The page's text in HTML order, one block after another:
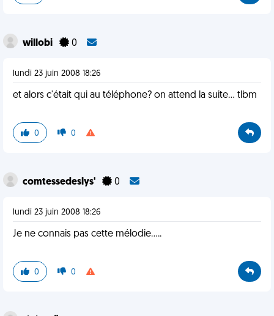
willobi 0
lundi 23 juin 2008 18:26
et alors c'était qui au téléphone? on attend la suite... tlbm
0 0
comtessedeslys' 0
lundi 23 juin 2008 18:26
Je ne connais pas cette mélodie.....
0 0